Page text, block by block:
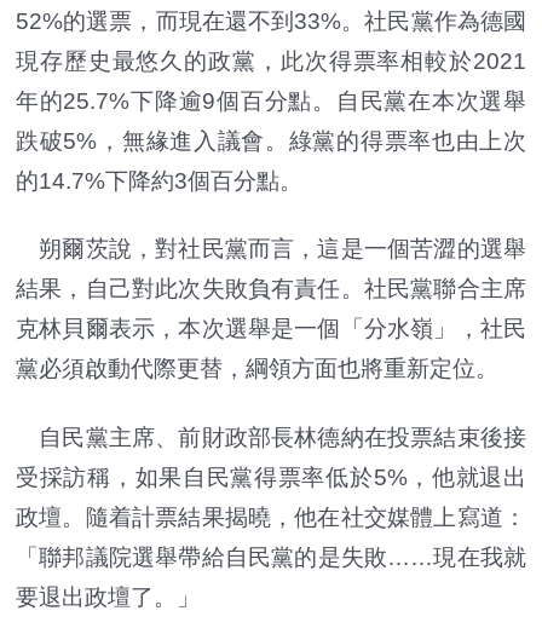
52%的選票，而現在還不到33%。社民黨作為德國
現存歷史最悠久的政黨，此次得票率相較於2021
年的25.7%下降逾9個百分點。自民黨在本次選舉
跌破5%，無緣進入議會。綠黨的得票率也由上次
的14.7%下降約3個百分點。
朔爾茨說，對社民黨而言，這是一個苦澀的選舉
結果，自己對此次失敗負有責任。社民黨聯合主席
克林貝爾表示，本次選舉是一個「分水嶺」，社民
黨必須啟動代際更替，綱領方面也將重新定位。
自民黨主席、前財政部長林德納在投票結束後接
受採訪稱，如果自民黨得票率低於5%，他就退出
政壇。隨着計票結果揭曉，他在社交媒體上寫道：
「聯邦議院選舉帶給自民黨的是失敗……現在我就
要退出政壇了。」